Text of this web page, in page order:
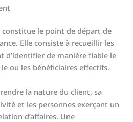
le point de départ de
Elle consiste à recueillir les
de manière fiable le
ou les bénéficiaires effectifs.
la nature du client, sa
et les personnes exerçant un
d’affaires. Une